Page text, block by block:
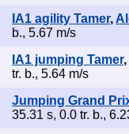
IA1 agility Tamer,
b., 5.67 m/s
IA1 jumping Tamer,
tr. b., 5.64 m/s
Jumping Grand
35.31 s, 0.0 tr. b.,